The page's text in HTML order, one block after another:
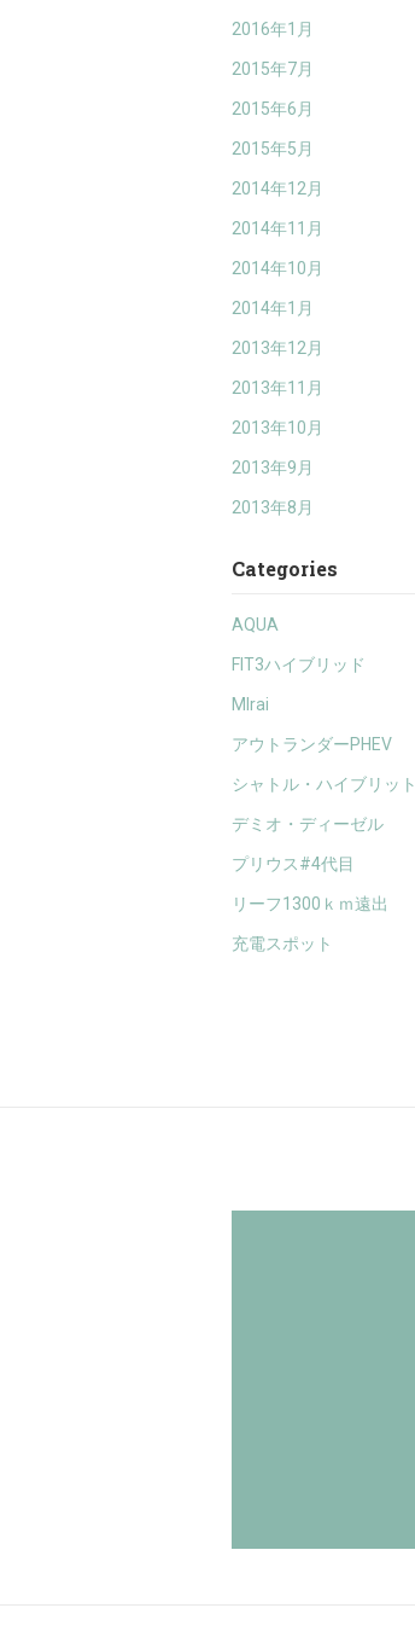
2016年1月
2015年7月
2015年6月
2015年5月
2014年12月
2014年11月
2014年10月
2014年1月
2013年12月
2013年11月
2013年10月
2013年9月
2013年8月
Categories
AQUA
FIT3ハイブリッド
MIrai
アウトランダーPHEV
シャトル・ハイブリット
デミオ・ディーゼル
プリウス#4代目
リーフ1300ｋｍ遠出
充電スポット